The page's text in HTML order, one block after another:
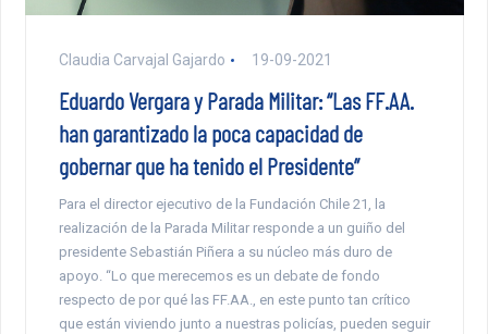
Claudia Carvajal Gajardo 19-09-2021
Eduardo Vergara y Parada Militar: “Las FF.AA.
han garantizado la poca capacidad de
gobernar que ha tenido el Presidente”
Para el director ejecutivo de la Fundación Chile 21, la
realización de la Parada Militar responde a un guiño del
presidente Sebastián Piñera a su núcleo más duro de
apoyo. “Lo que merecemos es un debate de fondo
respecto de por qué las FF.AA., en este punto tan crítico
que están viviendo junto a nuestras policías, pueden seguir